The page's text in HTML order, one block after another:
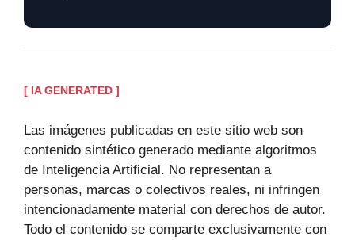
[ IA GENERATED ]
Las imágenes publicadas en este sitio web son
contenido sintético generado mediante algoritmos
de Inteligencia Artificial. No representan a
personas, marcas o colectivos reales, ni infringen
intencionadamente material con derechos de autor.
Todo el contenido se comparte exclusivamente con